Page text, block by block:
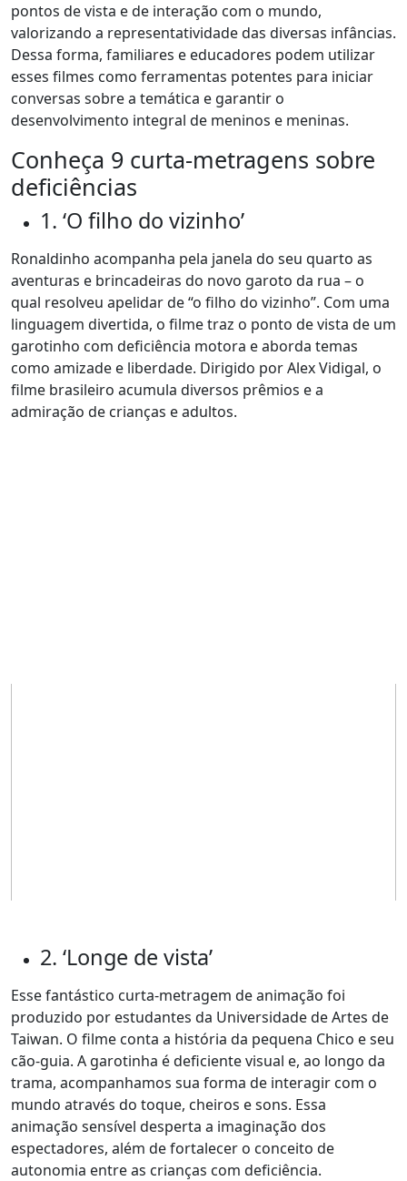
pontos de vista e de interação com o mundo,
valorizando a representatividade das diversas infâncias.
Dessa forma, familiares e educadores podem utilizar
esses filmes como ferramentas potentes para iniciar
conversas sobre a temática e garantir o
desenvolvimento integral de meninos e meninas.
Conheça 9 curta-metragens sobre
deficiências
1. ‘O filho do vizinho’
Ronaldinho acompanha pela janela do seu quarto as
aventuras e brincadeiras do novo garoto da rua – o
qual resolveu apelidar de “o filho do vizinho”. Com uma
linguagem divertida, o filme traz o ponto de vista de um
garotinho com deficiência motora e aborda temas
como amizade e liberdade. Dirigido por Alex Vidigal, o
filme brasileiro acumula diversos prêmios e a
admiração de crianças e adultos.
2. ‘Longe de vista’
Esse fantástico curta-metragem de animação foi
produzido por estudantes da Universidade de Artes de
Taiwan. O filme conta a história da pequena Chico e seu
cão-guia. A garotinha é deficiente visual e, ao longo da
trama, acompanhamos sua forma de interagir com o
mundo através do toque, cheiros e sons. Essa
animação sensível desperta a imaginação dos
espectadores, além de fortalecer o conceito de
autonomia entre as crianças com deficiência.